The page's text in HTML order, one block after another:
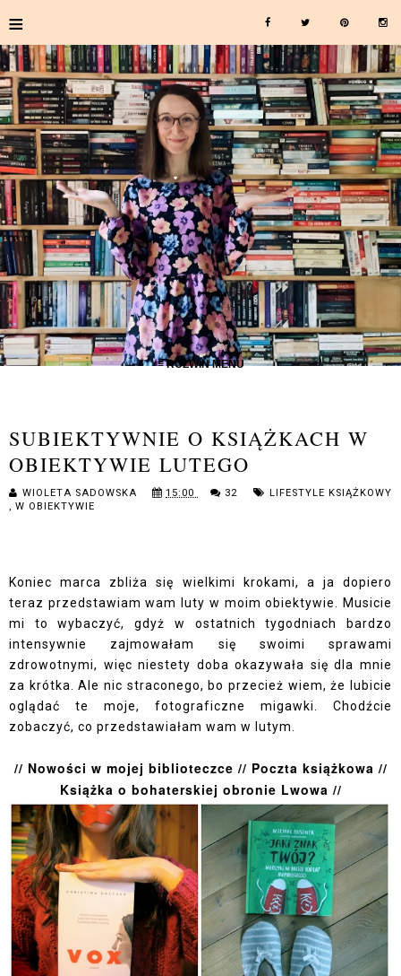
≡
≡ ROZWIŃ MENU
SUBIEKTYWNIE O KSIĄŻKACH W
OBIEKTYWIE LUTEGO
WIOLETA SADOWSKA 15:00 32
LIFESTYLE KSIĄŻKOWY
, W OBIEKTYWIE
Koniec marca zbliża się wielkimi krokami, a ja dopiero
teraz przedstawiam wam luty w moim obiektywie. Musicie
mi to wybaczyć, gdyż w ostatnich tygodniach bardzo
intensywnie zajmowałam się swoimi sprawami
zdrowotnymi, więc niestety doba okazywała się dla mnie
za krótka. Ale nic straconego, bo przecież wiem, że lubicie
oglądać te moje, fotograficzne migawki. Chodźcie
zobaczyć, co przedstawiałam wam w lutym.
// Nowości w mojej biblioteczce // Poczta książkowa //
Książka o bohaterskiej obronie Lwowa //